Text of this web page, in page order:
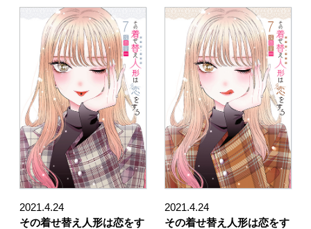
2021.4.24
その着せ替え人形は恋をす
2021.4.24
その着せ替え人形は恋をす